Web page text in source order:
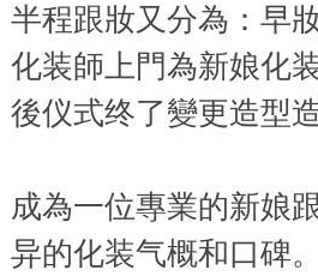
半程跟妝又分為：早
化装師上門為新娘化
後仪式终了變更造型
成為一位專業的新娘
异的化装气概和口碑